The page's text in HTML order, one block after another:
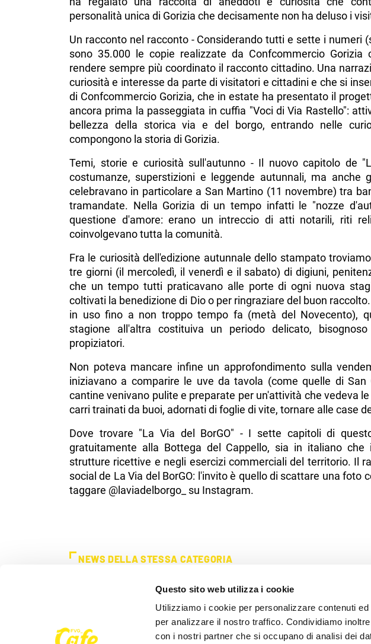
Questo sito web utilizza i cookie
Utilizziamo i cookie per personalizzare contenuti
per analizzare il nostro traffico. Condividiamo
con i nostri partner che si occupano di analisi dei
personalità unica di Gorizia che decisamente non ha deluso i
Un racconto nel racconto - Considerando tutti e sette i numeri
sono 35.000 le copie realizzate da Confcommercio
rendere sempre più coordinato il racconto cittadino. Una
curiosità e interesse da parte di visitatori e cittadini e che si
di Confcommercio Gorizia, che in estate ha presentato il
ancora prima la passeggiata in cuffia "Voci di Via Rastello":
bellezza della storica via e del borgo, entrando nelle
compongono la storia di Gorizia.
Temi, storie e curiosità sull'autunno - Il nuovo capitolo de
costumanze, superstizioni e leggende autunnali, ma anche
celebravano in particolare a San Martino (11 novembre) tra
tramandate. Nella Gorizia di un tempo infatti le "nozze
questione d'amore: erano un intreccio di atti notarili, riti
coinvolgevano tutta la comunità.
Fra le curiosità dell'edizione autunnale dello stampato
tre giorni (il mercoledì, il venerdì e il sabato) di digiuni,
che un tempo tutti praticavano alle porte di ogni nuova
coltivati la benedizione di Dio o per ringraziare del buon
in uso fino a non troppo tempo fa (metà del Novecento),
stagione all'altra costituiva un periodo delicato,
propiziatori.
Non poteva mancare infine un approfondimento sulla
iniziavano a comparire le uve da tavola (come quelle di San
cantine venivano pulite e preparate per un'attività che vedeva
carri trainati da buoi, adornati di foglie di vite, tornare alle case
Dove trovare "La Via del BorGO" - I sette capitoli di
gratuitamente alla Bottega del Cappello, sia in italiano che
strutture ricettive e negli esercizi commerciali del territorio. Il
social de La Via del BorGO: l'invito è quello di scattare una foto
taggare @laviadelborgo_ su Instagram.
NEWS DELLA STESSA CATEGORIA